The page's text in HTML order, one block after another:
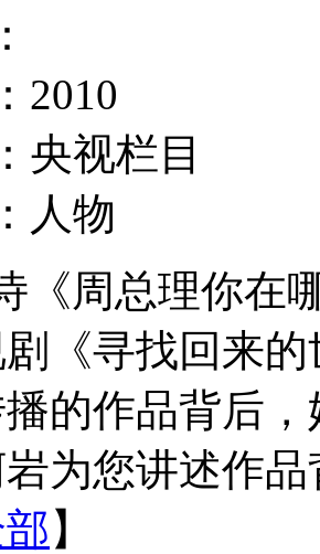
视栏目
物
《周总理你在
《寻找回来
的作品背后
为您讲述作
】